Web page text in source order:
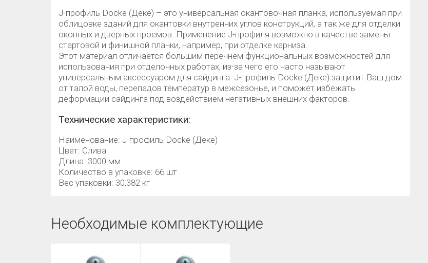
J-профиль Docke (Деке) – это универсальная окантовочная планка, используемая при
облицовке зданий для окантовки внутренних углов конструкций, а так же для отделки
оконных и дверных проемов. Применение J-профиля возможно в качестве замены
стартовой и финишной планки, например, при отделке карниза.
Этот материал отличается большим перечнем функциональных возможностей для
использования при отделочных работах, из-за чего его часто называют
универсальным аксессуаром для сайдинга. J-профиль Docke (Деке) защитит Ваш дом
от талой воды, перепадов температур в межсезонье, и поможет избежать
деформации сайдинга под воздействием негативных внешних факторов.
Технические характеристики:
Наименование: J-профиль Docke (Деке)
Цвет: Слива
Длина: 3000 мм
Количество в упаковке: 66 шт
Вес упаковки: 30,382 кг
Необходимые комплектующие